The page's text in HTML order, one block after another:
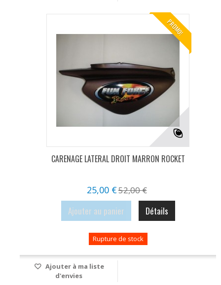
PROMO!
CARENAGE LATERAL DROIT MARRON ROCKET
25,00 €52,00 €
Ajouter au panier Détails
Rupture de stock
Ajouter à ma liste
d'envies